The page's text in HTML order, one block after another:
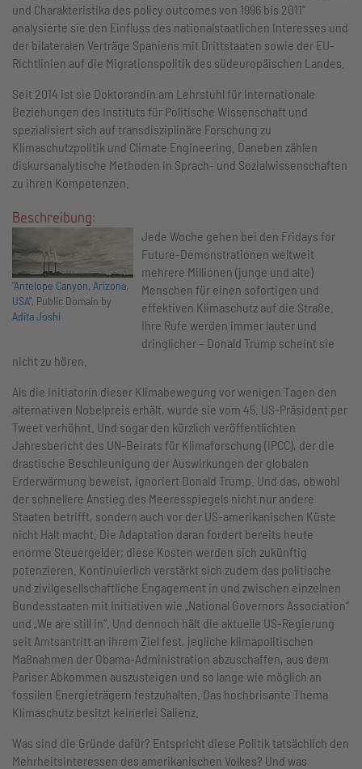
und Charakteristika des policy outcomes von 1996 bis 2011"
analysierte sie den Einfluss des nationalstaatlichen Interesses und
der bilateralen Verträge Spaniens mit Drittstaaten sowie der EU-
Richtlinien auf die Migrationspolitik des südeuropäischen Landes.
Seit 2014 ist sie Doktorandin am Lehrstuhl für Internationale
Beziehungen des Instituts für Politische Wissenschaft und
spezialisiert sich auf transdisziplinäre Forschung zu
Klimaschutzpolitik und Climate Engineering. Daneben zählen
diskursanalytische Methoden in Sprach- und Sozialwissenschaften
zu ihren Kompetenzen.
Beschreibung:
"Antelope Canyon, Arizona,
USA", Public Domain by
Adita Joshi
Jede Woche gehen bei den Fridays for
Future-Demonstrationen weltweit
mehrere Millionen (junge und alte)
Menschen für einen sofortigen und
effektiven Klimaschutz auf die Straße.
Ihre Rufe werden immer lauter und
dringlicher – Donald Trump scheint sie
nicht zu hören.
Als die Initiatorin dieser Klimabewegung vor wenigen Tagen den
alternativen Nobelpreis erhält, wurde sie vom 45. US-Präsident per
Tweet verhöhnt. Und sogar den kürzlich veröffentlichten
Jahresbericht des UN-Beirats für Klimaforschung (IPCC), der die
drastische Beschleunigung der Auswirkungen der globalen
Erderwärmung beweist, ignoriert Donald Trump. Und das, obwohl
der schnellere Anstieg des Meeresspiegels nicht nur andere
Staaten betrifft, sondern auch vor der US-amerikanischen Küste
nicht Halt macht. Die Adaptation daran fordert bereits heute
enorme Steuergelder; diese Kosten werden sich zukünftig
potenzieren. Kontinuierlich verstärkt sich zudem das politische
und zivilgesellschaftliche Engagement in und zwischen einzelnen
Bundesstaaten mit Initiativen wie „National Governors Association“
und „We are still in“. Und dennoch hält die aktuelle US-Regierung
seit Amtsantritt an ihrem Ziel fest, jegliche klimapolitischen
Maßnahmen der Obama-Administration abzuschaffen, aus dem
Pariser Abkommen auszusteigen und so lange wie möglich an
fossilen Energieträgern festzuhalten. Das hochbrisante Thema
Klimaschutz besitzt keinerlei Salienz.
Was sind die Gründe dafür? Entspricht diese Politik tatsächlich den
Mehrheitsinteressen des amerikanischen Volkes? Und was